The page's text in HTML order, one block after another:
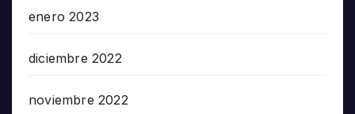
enero 2023
diciembre 2022
noviembre 2022